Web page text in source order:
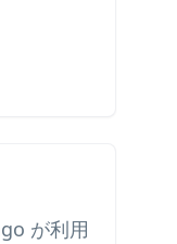
が利用